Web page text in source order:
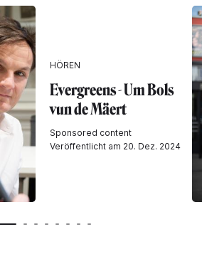
HÖREN
Evergreens - Um Bols
vun de Mäert
Sponsored content
Veröffentlicht am 20. Dez. 2024